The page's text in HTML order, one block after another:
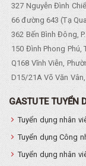
327 Nguyễn Đình
66 đường 643 (Tạ
362 Bến Bình Đông,
150 Đình Phong Phú,
Q168 Vĩnh Viễn,
D15/21A Võ Văn
GASTUTE TUYỂN
Tuyển dụng nhân
Tuyển dụng Công
Tuyển dụng nhân